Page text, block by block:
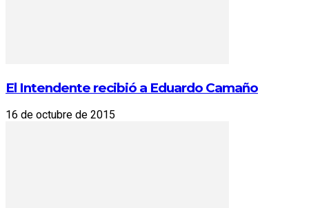
El Intendente recibió a Eduardo Camaño
16 de octubre de 2015